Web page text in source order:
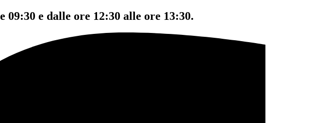
e dalle ore 12:30 alle ore 13:30.